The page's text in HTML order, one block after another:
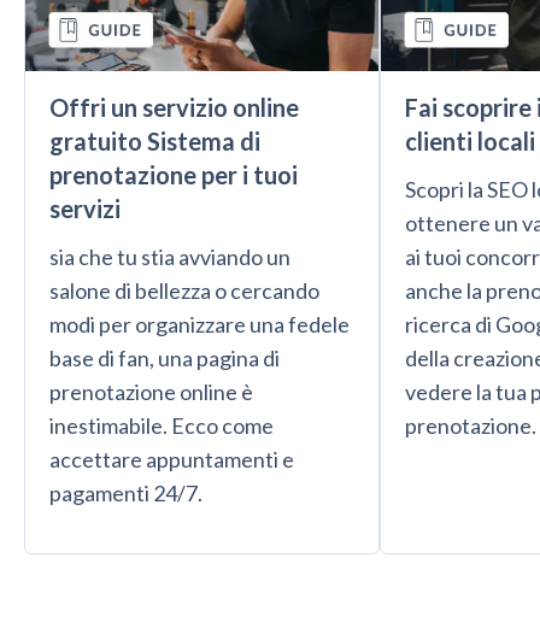
Offri un servizio online
gratuito Sistema di
prenotazione per i tuoi
servizi
sia che tu stia avviando un
salone di bellezza o cercando
modi per organizzare una fedele
base di fan, una pagina di
prenotazione online è
inestimabile. Ecco come
accettare appuntamenti e
pagamenti 24/7.
Fai scoprire
clienti locali
Scopri la SEO
ottenere un
ai tuoi
anche la
ricerca di
della
vedere la tua
prenotazione.